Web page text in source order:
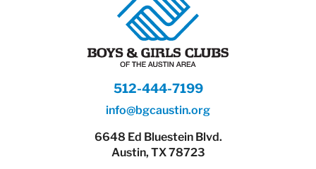
512-444-7199
info@bgcaustin.org
6648 Ed Bluestein Blvd.
Austin, TX 78723